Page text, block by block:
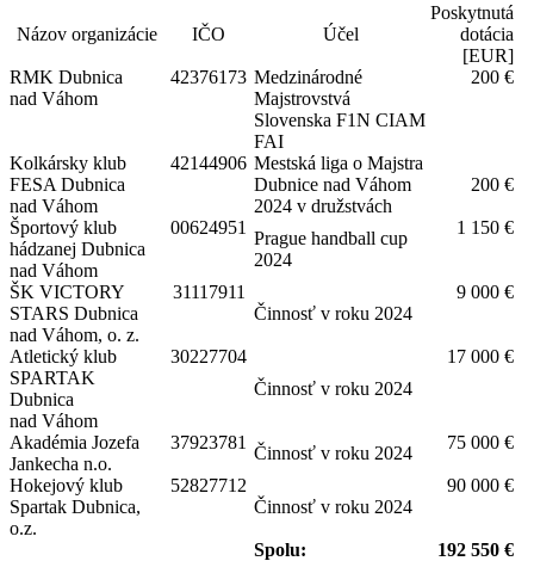
Názov organizácie IČO Účel
Poskytnutá
dotácia
[EUR]
RMK Dubnica
nad Váhom
42376173 Medzinárodné
Majstrovstvá
Slovenska F1N CIAM
FAI
200 €
Kolkársky klub
FESA Dubnica
nad Váhom
42144906 Mestská liga o Majstra
Dubnice nad Váhom
2024 v družstvách
200 €
Športový klub
hádzanej Dubnica
nad Váhom
00624951
Prague handball cup
2024
1 150 €
ŠK VICTORY
STARS Dubnica
nad Váhom, o. z.
31117911
Činnosť v roku 2024
9 000 €
Atletický klub
SPARTAK
Dubnica
nad Váhom
30227704
Činnosť v roku 2024
17 000 €
Akadémia Jozefa
Jankecha n.o.
37923781
Činnosť v roku 2024
75 000 €
Hokejový klub
Spartak Dubnica,
o.z.
52827712
Činnosť v roku 2024
90 000 €
Spolu: 192 550 €